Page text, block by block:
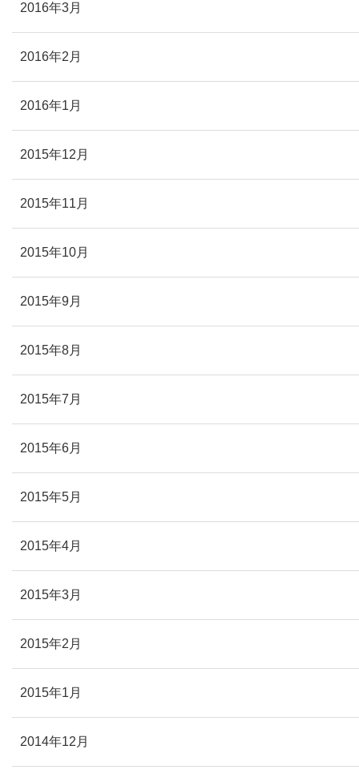
2016年3月
2016年2月
2016年1月
2015年12月
2015年11月
2015年10月
2015年9月
2015年8月
2015年7月
2015年6月
2015年5月
2015年4月
2015年3月
2015年2月
2015年1月
2014年12月